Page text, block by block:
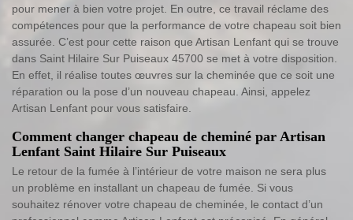
pour mener à bien votre projet. En outre, ce travail réclame des
compétences pour que la performance de votre chapeau soit bien
assurée. C’est pour cette raison que Artisan Lenfant qui se trouve
dans Saint Hilaire Sur Puiseaux 45700 se met à votre disposition.
En effet, il réalise toutes œuvres sur la cheminée que ce soit une
réparation ou la pose d’un nouveau chapeau. Ainsi, appelez
Artisan Lenfant pour vous satisfaire.
Comment changer chapeau de cheminé par Artisan
Lenfant Saint Hilaire Sur Puiseaux
Le retour de la fumée à l’intérieur de votre maison ne sera plus
un problème en installant un chapeau de fumée. Si vous
souhaitez rénover votre chapeau de cheminée, le contact d’un